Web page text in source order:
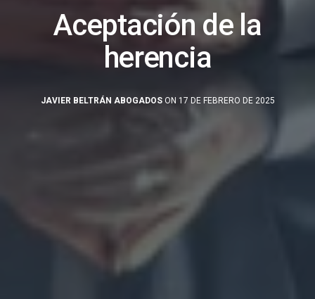
Aceptación de la
herencia
JAVIER BELTRÁN ABOGADOSON 17 DE FEBRERO DE 2025